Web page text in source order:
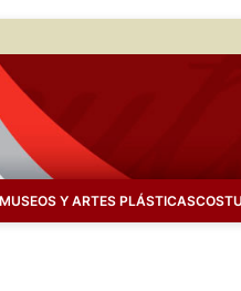
MUSEOS Y ARTES PLÁSTICAS